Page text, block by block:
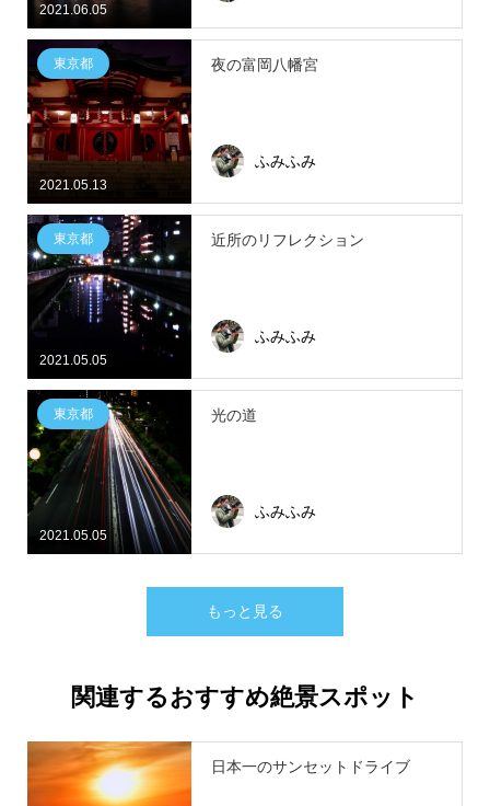
2021.06.05
2021.05.13
東京都 夜の富岡八幡宮
ふみふみ
2021.05.05
東京都 近所のリフレクション
ふみふみ
2021.05.05
東京都 光の道
ふみふみ
もっと見る
関連するおすすめ絶景スポット
日本一のサンセットドライブ